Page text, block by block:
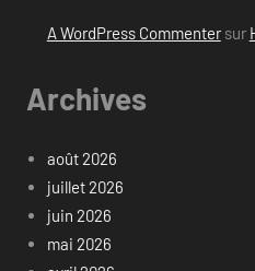
A WordPress Commentersur
Archives
août 2026
juillet 2026
juin 2026
mai 2026